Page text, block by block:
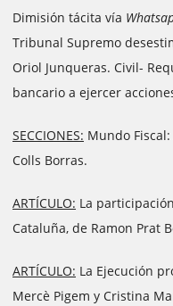
Dimisión tácita vía
Tribunal Supremo
Oriol Junqueras. Civil-
bancario a ejercer
SECCIONES: Mundo
Colls Borras.
ARTÍCULO: La
Cataluña, de Ramon Prat
ARTÍCULO: La Ejecución
Mercè Pigem y Cristina